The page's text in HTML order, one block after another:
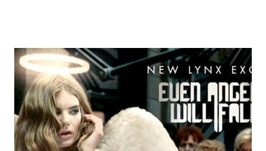
子時有所聞，但想不到走到21世紀的今天，台灣還存有如此明目
張膽，不尊重創意，毫不掩飾的整碗捧去的公司，這已經不是
“偷”，而是“搶劫”！ ▲ 資料來源：Now News 記者：彭夢竺 。
標題：世界最小咖啡館在電梯裡